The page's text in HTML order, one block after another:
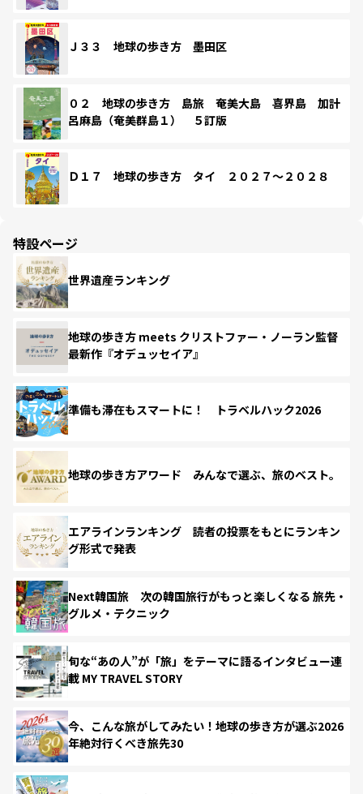
Ｊ３３ 地球の歩き方 墨田区
０２ 地球の歩き方 島旅 奄美大島 喜界島 加計
呂麻島（奄美群島１） ５訂版
Ｄ１７ 地球の歩き方 タイ ２０２７～２０２８
特設ページ
世界遺産ランキング
地球の歩き方 meets クリストファー・ノーラン監督
最新作『オデュッセイア』
準備も滞在もスマートに！ トラベルハック2026
地球の歩き方アワード みんなで選ぶ、旅のベスト。
エアラインランキング 読者の投票をもとにランキン
グ形式で発表
Next韓国旅 次の韓国旅行がもっと楽しくなる 旅先・
グルメ・テクニック
旬な“あの人”が「旅」をテーマに語るインタビュー連
載 MY TRAVEL STORY
今、こんな旅がしてみたい！地球の歩き方が選ぶ2026
年絶対行くべき旅先30